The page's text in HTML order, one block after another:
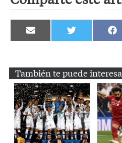
Compartir
en
Compartir
en en
También te puede